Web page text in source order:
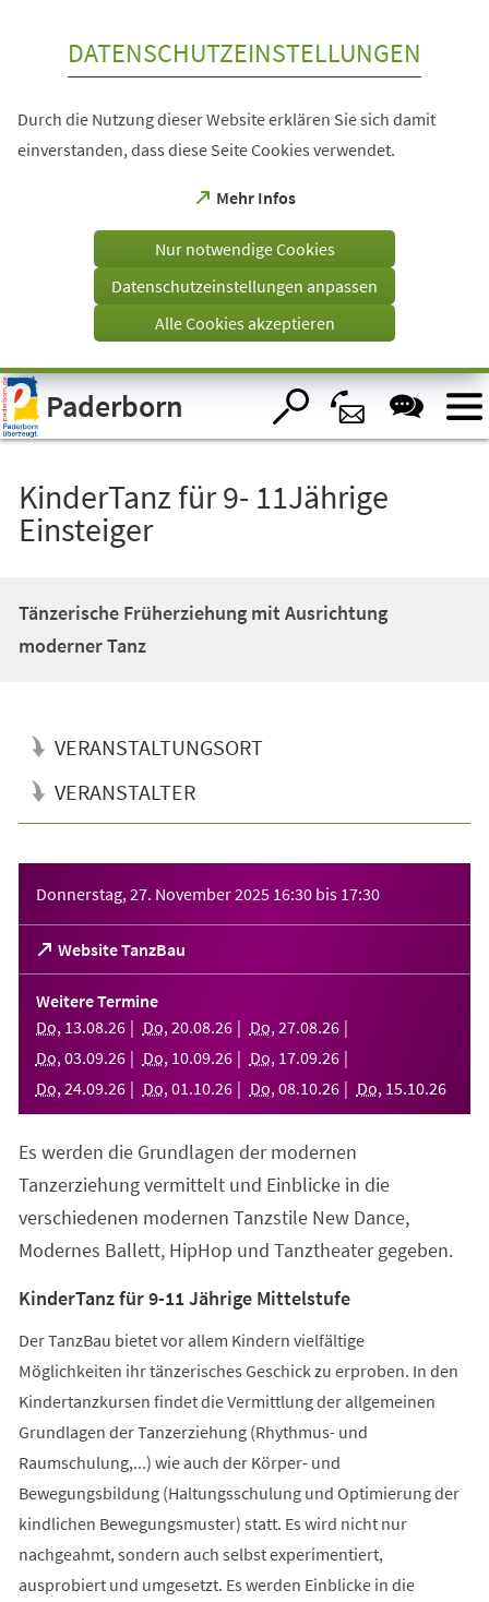
Visuelle
Assistenzsoftware
öffnen.
DATENSCHUTZEINSTELLUNGEN
Durch die Nutzung dieser Website erklären Sie sich damit
einverstanden, dass diese Seite Cookies verwendet.
Mehr Infos
(Öffnet
einem
Tab)
Nur notwendige Cookies
Datenschutzeinstellungen anpassen
Alle Cookies akzeptieren
Paderborn
KinderTanz für 9- 11Jährige
Einsteiger
Tänzerische Früherziehung mit Ausrichtung
moderner Tanz
VERANSTALTUNGSORT
VERANSTALTER
Donnerstag, 27. November 2025 16:30 bis 17:30
Website TanzBau
(Öffnet
in
einem
neuen
Tab)
Weitere Termine
Do, 13.08.26 Do, 20.08.26 Do, 27.08.26
Do, 03.09.26 Do, 10.09.26 Do, 17.09.26
Do, 24.09.26 Do, 01 .10.26 Do, 08.10.26 Do, 15.10.26
Es werden die Grundlagen der modernen
Tanzerziehung vermittelt und Einblicke in die
verschiedenen modernen Tanzstile New Dance,
Modernes Ballett, HipHop und Tanztheater gegeben.
KinderTanz für 9-11 Jährige Mittelstufe
Der TanzBau bietet vor allem Kindern vielfältige
Möglichkeiten ihr tänzerisches Geschick zu erproben. In den
Kindertanzkursen findet die Vermittlung der allgemeinen
Grundlagen der Tanzerziehung (Rhythmus- und
Raumschulung,...) wie auch der Körper- und
Bewegungsbildung (Haltungsschulung und Optimierung der
kindlichen Bewegungsmuster) statt. Es wird nicht nur
nachgeahmt, sondern auch selbst experimentiert,
ausprobiert und umgesetzt. Es werden Einblicke in die